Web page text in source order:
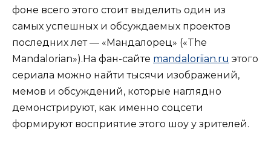
фоне всего этого стоит выделить один из
самых успешных и обсуждаемых проектов
последних лет — «Мандалорец» («The
Mandalorian»).На фан-сайте mandaloriian.ru этого
сериала можно найти тысячи изображений,
мемов и обсуждений, которые наглядно
демонстрируют, как именно соцсети
формируют восприятие этого шоу у зрителей.